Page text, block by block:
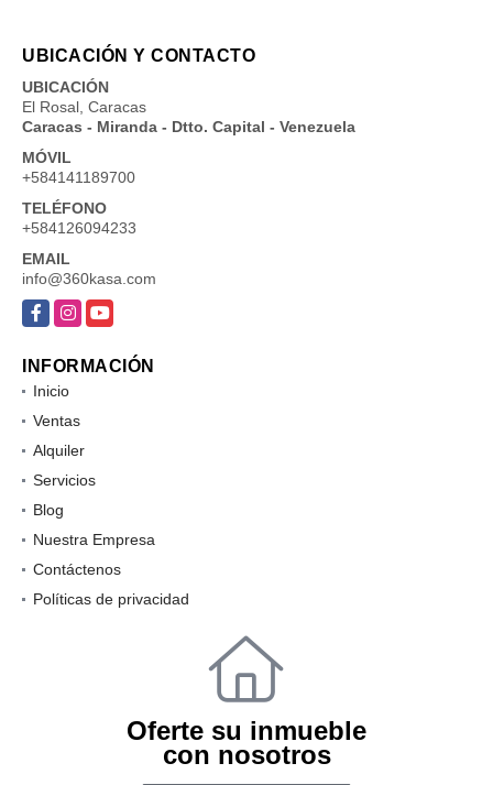
UBICACIÓN Y CONTACTO
UBICACIÓN
El Rosal, Caracas
Caracas - Miranda - Dtto. Capital - Venezuela
MÓVIL
+584141189700
TELÉFONO
+584126094233
EMAIL
info@360kasa.com
Facebook
InstagramYouTube
INFORMACIÓN
Inicio
Ventas
Alquiler
Servicios
Blog
Nuestra Empresa
Contáctenos
Políticas de privacidad
Oferte su inmueble
con nosotros